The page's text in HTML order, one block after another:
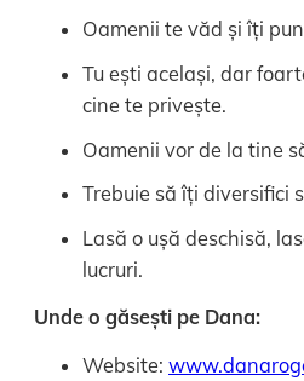
Oamenii te văd și îți
Tu ești același, dar
cine te privește.
Oamenii vor de la tine
Trebuie să îți diversifici
Lasă o ușă deschisă,
lucruri.
Unde o găsești pe Dana:
Website: